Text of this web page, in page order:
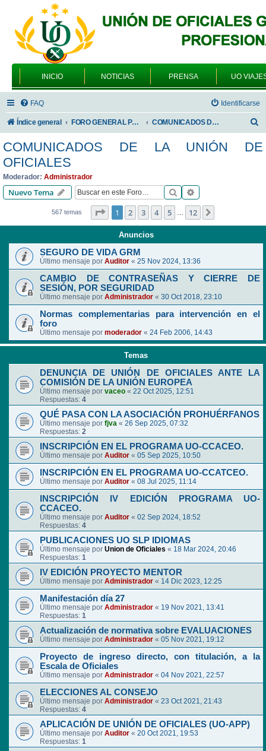
INICIO NOTICIAS PRENSA UO
FAQ Identificarse
Índice general FORO GENERAL PARA TODOS LOS USUARIOS COMUNICADOS DE LA UNIÓN DE OFICIALES
s
COMUNICADOS DE LA UNIÓN DE
OFICIALES
Moderador: Administrador
Nuevo Tema Buscar
567 temas Página de 12
1 2 3 4 5 … 12
Anuncios
SEGURO DE VIDA GRM
Último mensaje por Auditor « 25 Nov 2024, 13:36
CAMBIO DE CONTRASEÑAS Y CIERRE DE
SESIÓN, POR SEGURIDAD
Último mensaje por Administrador « 30 Oct 2018, 23:10
Normas complementarias para intervención en el
foro
Último mensaje por moderador « 24 Feb 2006, 14:43
Temas
DENUNCIA DE UNIÓN DE OFICIALES ANTE LA
COMISIÓN DE LA UNIÓN EUROPEA
Último mensaje por vaceo « 22 Oct 2025, 12:51
Respuestas: 4
QUÉ PASA CON LA ASOCIACIÓN PROHUÉRFANOS
Último mensaje por fjva « 26 Sep 2025, 07:32
Respuestas: 2
INSCRIPCIÓN EN EL PROGRAMA UO-CCACEO.
Último mensaje por Auditor « 05 Sep 2025, 10:50
INSCRIPCIÓN EN EL PROGRAMA UO-CCATCEO.
Último mensaje por Auditor « 08 Jul 2025, 11:14
INSCRIPCIÓN IV EDICIÓN PROGRAMA UO-
CCACEO.
Último mensaje por Auditor « 02 Sep 2024, 18:52
Respuestas: 4
PUBLICACIONES UO SLP IDIOMAS
Último mensaje por Union de Oficiales « 18 Mar 2024, 20:46
Respuestas: 1
IV EDICIÓN PROYECTO MENTOR
Último mensaje por Administrador « 14 Dic 2023, 12:25
Manifestación día 27
Último mensaje por Administrador « 19 Nov 2021, 13:41
Respuestas: 1
Actualización de normativa sobre EVALUACIONES
Último mensaje por Administrador « 05 Nov 2021, 19:12
Proyecto de ingreso directo, con titulación, a la
Escala de Oficiales
Último mensaje por Administrador « 04 Nov 2021, 22:57
ELECCIONES AL CONSEJO
Último mensaje por Administrador « 23 Oct 2021, 21:43
Respuestas: 4
APLICACIÓN DE UNIÓN DE OFICIALES (UO-APP)
Último mensaje por Auditor « 20 Oct 2021, 19:53
Respuestas: 1